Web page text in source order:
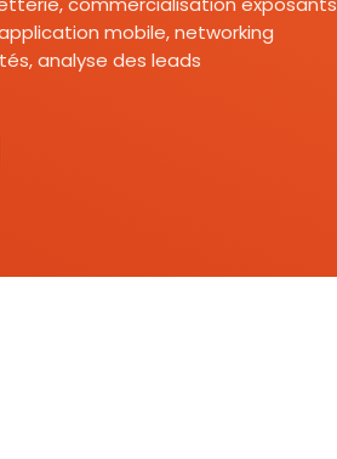
mobile, networking
analyse des leads